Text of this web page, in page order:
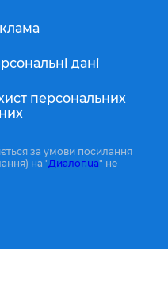
дані
персональних
за умови посилання
на "Диалог.ua" не